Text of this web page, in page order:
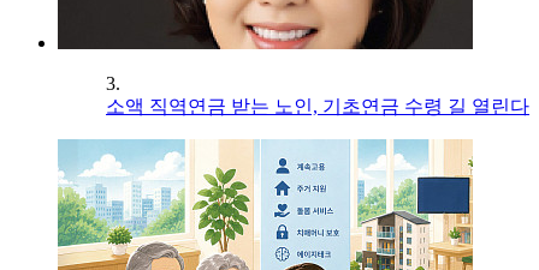
3.
소액 직역연금 받는 노인, 기초연금 수령 길 열린다